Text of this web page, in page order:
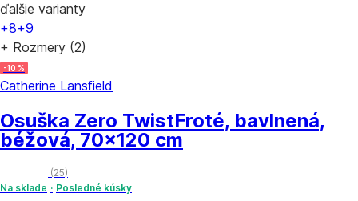
ďalšie varianty
+8+9
+ Rozmery (2)
-10 %
Catherine Lansfield
Osuška Zero TwistFroté, bavlnená,
béžová, 70x120 cm
(25)
Na sklade
Posledné kúsky